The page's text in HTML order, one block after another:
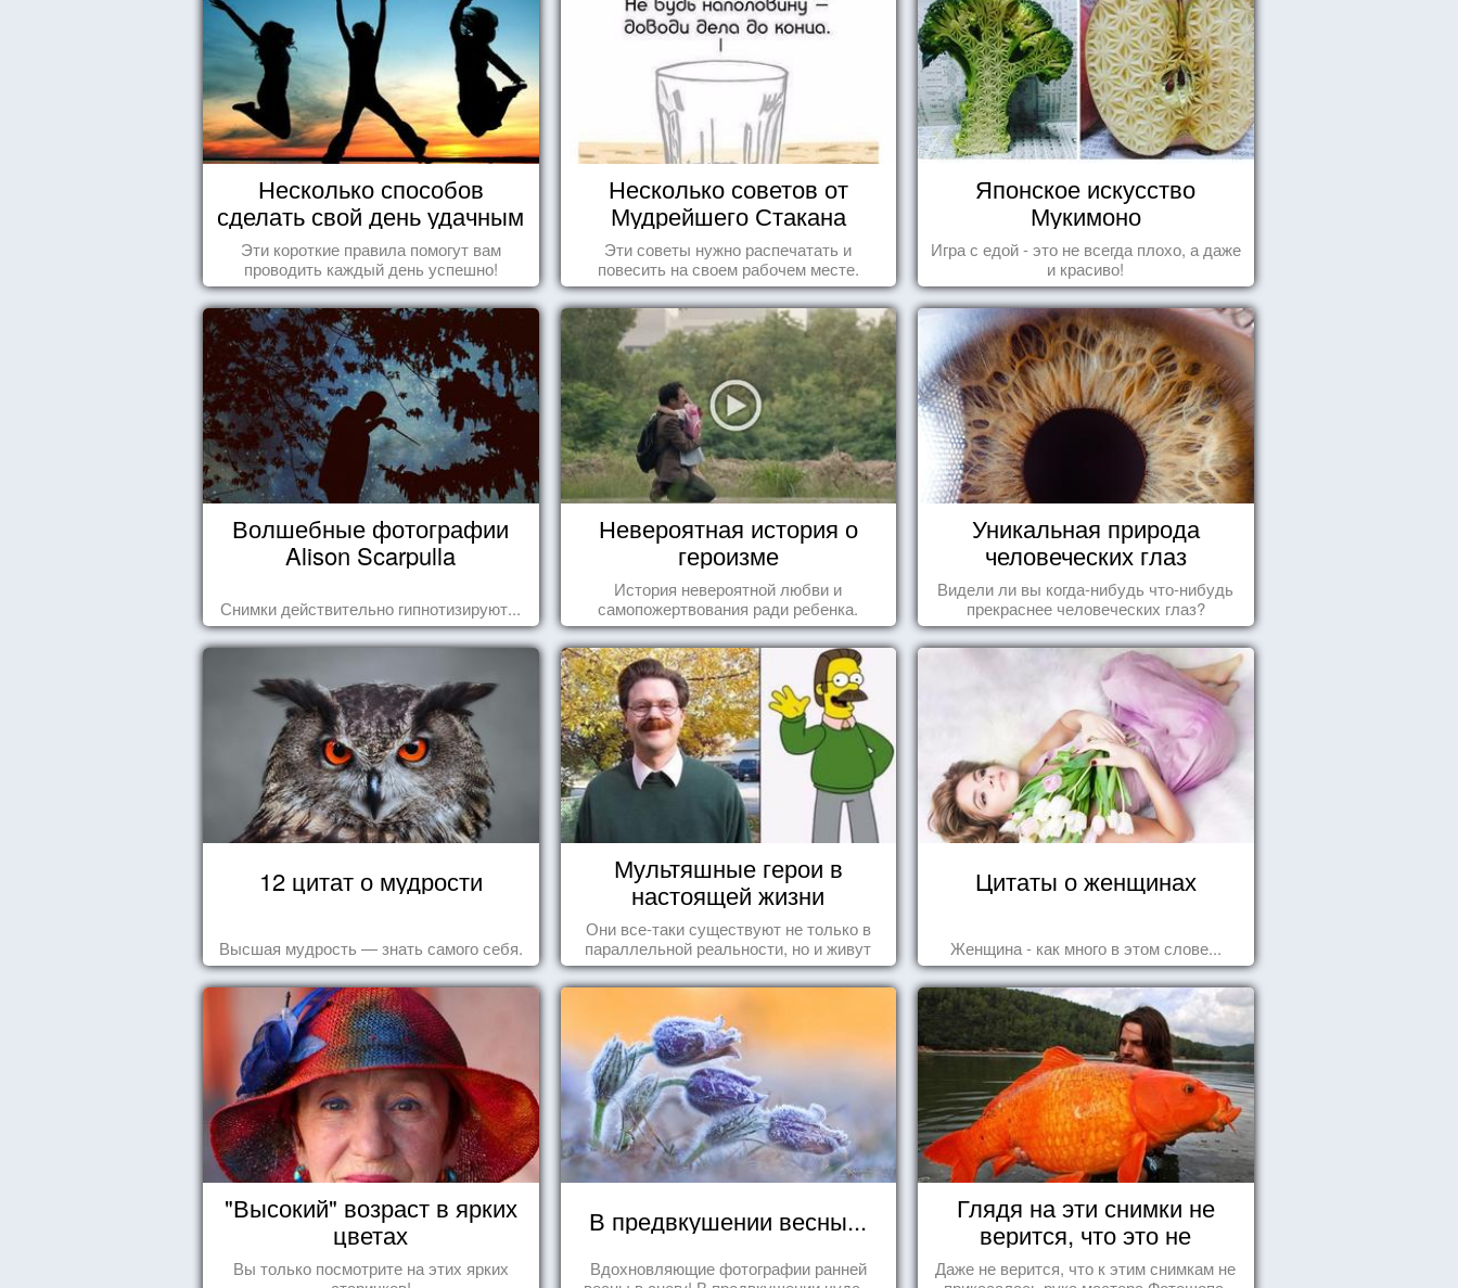
Несколько способов
сделать свой день удачным
Эти короткие правила помогут вам
проводить каждый день успешно!
Несколько советов от
Мудрейшего Стакана
Эти советы нужно распечатать и
повесить на своем рабочем месте.
Японское искусство
Мукимоно
Игра с едой - это не всегда плохо, а даже
и красиво!
Волшебные фотографии
Alison Scarpulla
Снимки действительно гипнотизируют...
Невероятная история о
героизме
История невероятной любви и
самопожертвования ради ребенка.
Уникальная природа
человеческих глаз
Видели ли вы когда-нибудь что-нибудь
прекраснее человеческих глаз?
12 цитат о мудрости
Высшая мудрость — знать самого себя.
Мультяшные герои в
настоящей жизни
Они все-таки существуют не только в
параллельной реальности, но и живут
среди нас с вами.
Цитаты о женщинах
Женщина - как много в этом слове...
"Высокий" возраст в ярких
цветах
Вы только посмотрите на этих ярких
В предвкушении весны...
Вдохновляющие фотографии ранней
Глядя на эти снимки не
верится, что это не
Фотошоп!
Даже не верится, что к этим снимкам не